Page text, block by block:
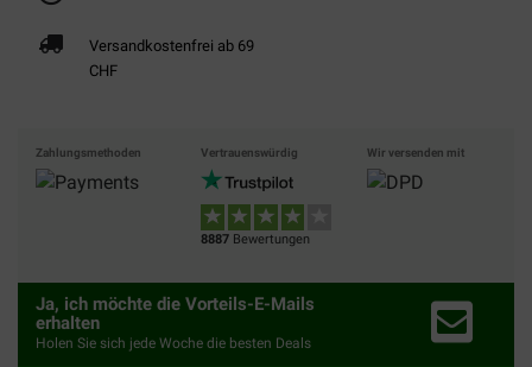
Versandkostenfrei ab 69
CHF
Zahlungsmethoden Vertrauenswürdig
8887 Bewertungen
Wir versenden mit
Ja, ich möchte die Vorteils-E-Mails
erhalten
Holen Sie sich jede Woche die besten Deals